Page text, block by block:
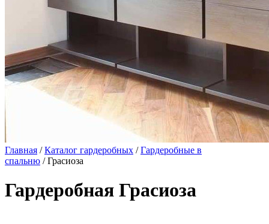
Главная /Каталог гардеробных /Гардеробные в
спальню / Грасиоза
Гардеробная Грасиоза